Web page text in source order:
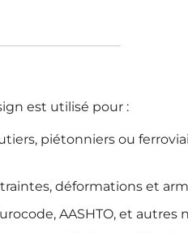
est utilisé pour :
piétonniers ou
déformations et
AASHTO, et autres